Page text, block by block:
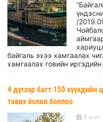
/
байгаль эхээ хамгаалах
хамгаалах говийн
4 дүгээр багт 150
тавих ёслол боллоо
6 жил